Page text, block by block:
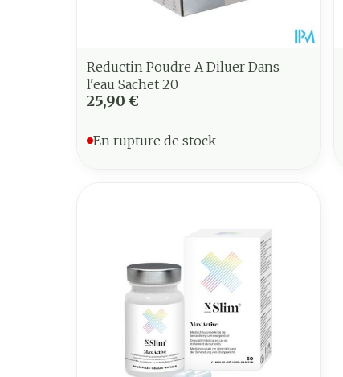
Reductin Poudre A Diluer Dans
l'eau Sachet 20
25,90 €
En rupture de stock